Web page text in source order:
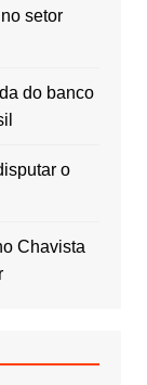
setor
do banco
o
Chavista